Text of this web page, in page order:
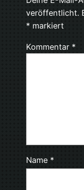
veröffentlicht.
* markiert
Kommentar *
Name *